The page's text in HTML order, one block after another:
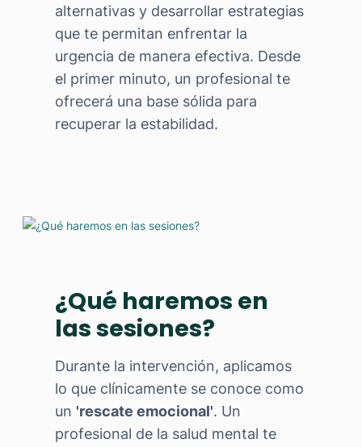
alternativas y desarrollar estrategias
que te permitan enfrentar la
urgencia de manera efectiva. Desde
el primer minuto, un profesional te
ofrecerá una base sólida para
recuperar la estabilidad.
¿Qué haremos en
las sesiones?
Durante la intervención, aplicamos
lo que clínicamente se conoce como
un 'rescate emocional'. Un
profesional de la salud mental te